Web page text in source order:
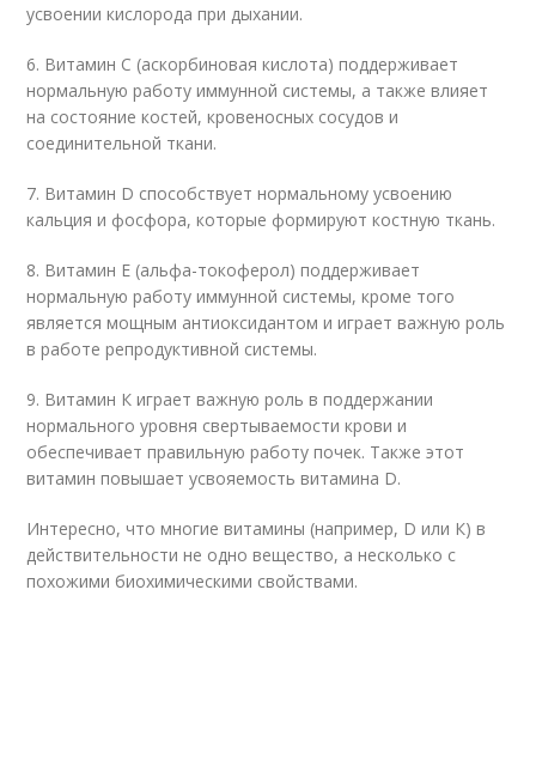
усвоении кислорода при дыхании.
6. Витамин С (аскорбиновая кислота) поддерживает
нормальную работу иммунной системы, а также влияет
на состояние костей, кровеносных сосудов и
соединительной ткани.
7. Витамин D способствует нормальному усвоению
кальция и фосфора, которые формируют костную ткань.
8. Витамин Е (альфа-токоферол) поддерживает
нормальную работу иммунной системы, кроме того
является мощным антиоксидантом и играет важную роль
в работе репродуктивной системы.
9. Витамин К играет важную роль в поддержании
нормального уровня свертываемости крови и
обеспечивает правильную работу почек. Также этот
витамин повышает усвояемость витамина D.
Интересно, что многие витамины (например, D или К) в
действительности не одно вещество, а несколько с
похожими биохимическими свойствами.